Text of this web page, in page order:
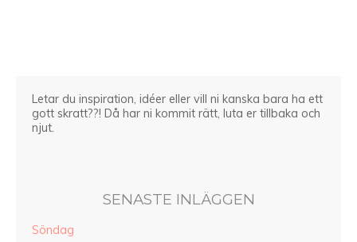
Letar du inspiration, idéer eller vill ni kanska bara ha ett
gott skratt??! Då har ni kommit rätt, luta er tillbaka och
njut.
SENASTE INLÄGGEN
Söndag